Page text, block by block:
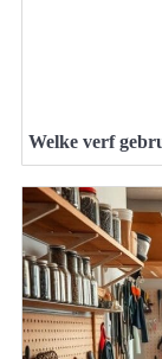
Welke verf